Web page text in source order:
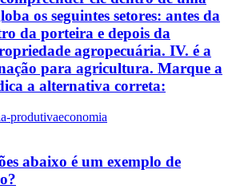
os seguintes setores: antes da
da porteira e depois da
agropecuária. IV. é a
para agricultura. Marque a
a alternativa correta:
produtivaeconomia
abaixo é um exemplo de